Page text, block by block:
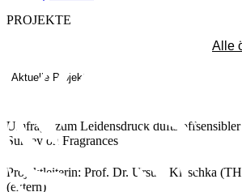
PROJEKTE
Alle
Aktuelle Projekte
Umfrage zum Leidensdruck duftstoffsensibler
Survey on Fragrances​​
Projektleiterin: Prof. Dr. Ursula Klaschka
(extern)